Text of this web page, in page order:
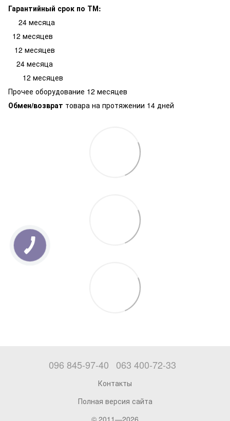
Гарантийный срок по ТМ:
24 месяца
12 месяцев
12 месяцев
24 месяца
12 месяцев
Прочее оборудование 12 месяцев
Обмен/возврат товара на протяжении 14 дней
096 845-97-40 063 400-72-33
Контакты
Полная версия сайта
© 2011—2026